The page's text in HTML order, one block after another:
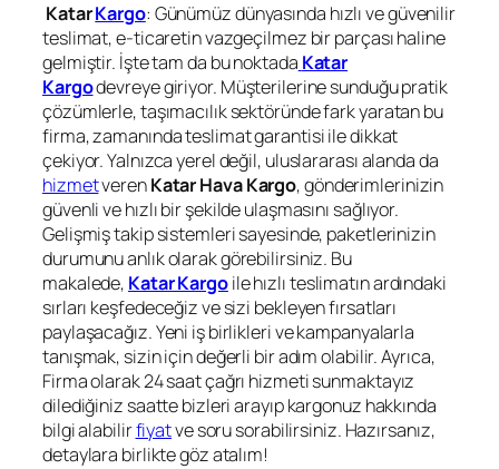
KatarKargo: Günümüz dünyasında hızlı ve güvenilir
teslimat, e-ticaretin vazgeçilmez bir parçası haline
gelmiştir. İşte tam da bu noktada Katar
Kargodevreye giriyor. Müşterilerine sunduğu pratik
çözümlerle, taşımacılık sektöründe fark yaratan bu
firma, zamanında teslimat garantisi ile dikkat
çekiyor. Yalnızca yerel değil, uluslararası alanda da
hizmetverenKatar Hava Kargo, gönderimlerinizin
güvenli ve hızlı bir şekilde ulaşmasını sağlıyor.
Gelişmiş takip sistemleri sayesinde, paketlerinizin
durumunu anlık olarak görebilirsiniz. Bu
makalede, Katar Kargoile hızlı teslimatın ardındaki
sırları keşfedeceğiz ve sizi bekleyen fırsatları
paylaşacağız. Yeni iş birlikleri ve kampanyalarla
tanışmak, sizin için değerli bir adım olabilir. Ayrıca,
Firma olarak 24 saat çağrı hizmeti sunmaktayız
dilediğiniz saatte bizleri arayıp kargonuz hakkında
bilgi alabilirfiyatve soru sorabilirsiniz. Hazırsanız,
detaylara birlikte göz atalım!